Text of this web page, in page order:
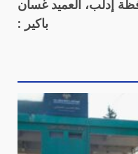
إدلب، العميد غسان
باكير :